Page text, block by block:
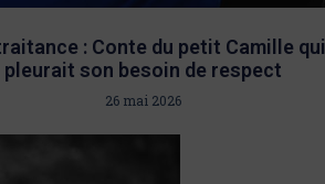
: Conte du petit Camille qui
pleurait son besoin de respect
26 mai 2026